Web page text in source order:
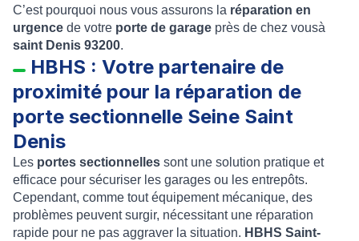
C’est pourquoi nous vous assurons la réparation en
urgence de votre porte de garage près de chez vousà
saint Denis 93200.
HBHS : Votre partenaire de
proximité pour la réparation de
porte sectionnelle Seine Saint
Denis
Les portes sectionnelles sont une solution pratique et
efficace pour sécuriser les garages ou les entrepôts.
Cependant, comme tout équipement mécanique, des
problèmes peuvent surgir, nécessitant une réparation
rapide pour ne pas aggraver la situation. HBHS Saint-